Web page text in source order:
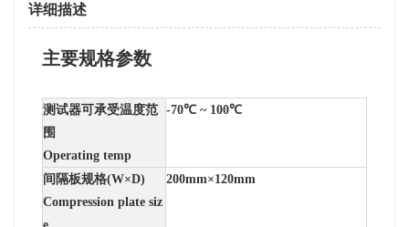
详细描述
主要规格参数
测试器可承受温度范
围
Operating temp
-70℃ ~ 100℃
间隔板规格(W×D)
Compression plate siz
200mm×120mm